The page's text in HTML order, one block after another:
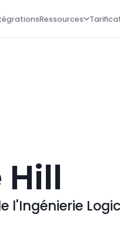
Ressources
l'Ingénierie